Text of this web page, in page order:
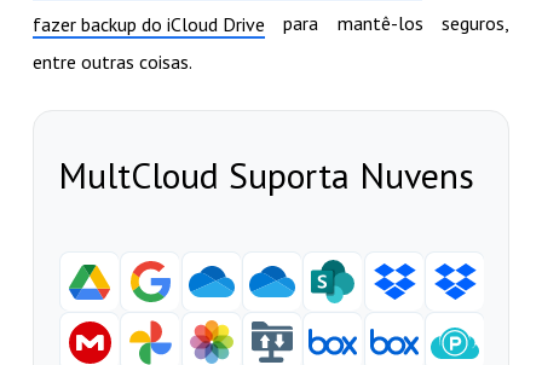
fazer backup do iCloud Drive para mantê-los seguros,
entre outras coisas.
MultCloud Suporta Nuvens